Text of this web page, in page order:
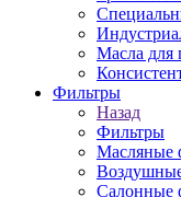
Масла для
Фильтры
Назад
Фильтры
Масляные
Салонные